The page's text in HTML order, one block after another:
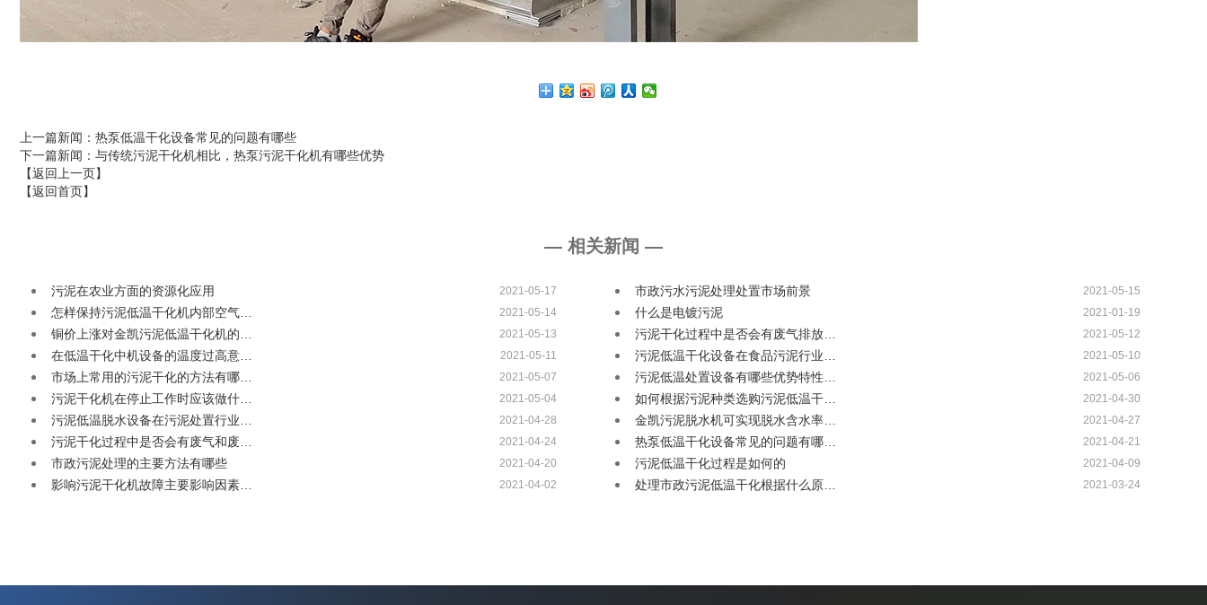
上一篇新闻 ：热泵低温干化设备常见的问题有哪些
下一篇新闻 ：与传统污泥干化机相比，热泵污泥干化机有哪些优势
【返回上一页】
【返回首页】
— 相关新闻 —
污泥在农业方面的资源化应用 2021-05-17 市政污水污泥处理处置市场前景 2021-05-15
怎样保持污泥低温干化机内部空气… 2021-05-14 什么是电镀污泥 2021-01-19
铜价上涨对金凯污泥低温干化机的… 2021-05-13 污泥干化过程中是否会有废气排放… 2021-05-12
在低温干化中机设备的温度过高意… 2021-05-11 污泥低温干化设备在食品污泥行业… 2021-05-10
市场上常用的污泥干化的方法有哪… 2021-05-07 污泥低温处置设备有哪些优势特性… 2021-05-06
污泥干化机在停止工作时应该做什… 2021-05-04 如何根据污泥种类选购污泥低温干… 2021-04-30
污泥低温脱水设备在污泥处置行业… 2021-04-28 金凯污泥脱水机可实现脱水含水率… 2021-04-27
污泥干化过程中是否会有废气和废… 2021-04-24 热泵低温干化设备常见的问题有哪… 2021-04-21
市政污泥处理的主要方法有哪些 2021-04-20 污泥低温干化过程是如何的 2021-04-09
影响污泥干化机故障主要影响因素… 2021-04-02 处理市政污泥低温干化根据什么原… 2021-03-24